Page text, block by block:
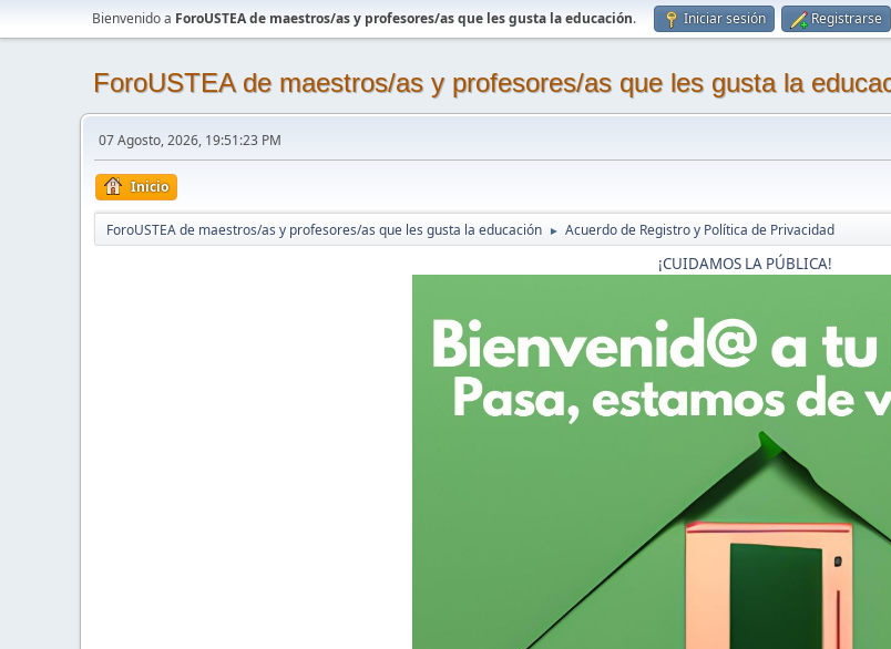
Bienvenido a ForoUSTEA de maestros/as y profesores/as que les gusta la educación. Iniciar sesión Registrarse
ForoUSTEA de maestros/as y profesores/as que les gusta la
07 Agosto, 2026, 19:51:23 PM
Inicio
ForoUSTEA de maestros/as y profesores/as que les gusta la educación ► Acuerdo de Registro y Política de Privacidad
¡CUIDAMOS LA PÚBLICA!